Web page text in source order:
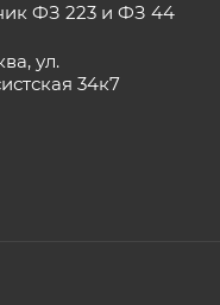
ФЗ 223 и ФЗ 44
ул.
34к7